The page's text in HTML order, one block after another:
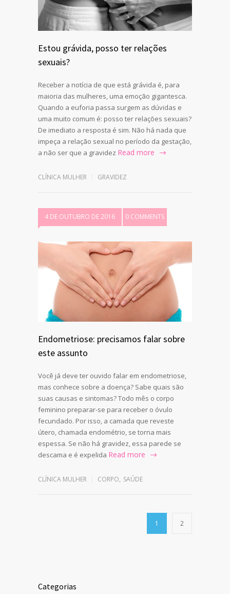
Estou grávida, posso ter relações
sexuais?
Receber a notícia de que está grávida é, para
maioria das mulheres, uma emoção gigantesca.
Quando a euforia passa surgem as dúvidas e
uma muito comum é: posso ter relações sexuais?
De imediato a resposta é sim. Não há nada que
impeça a relação sexual no período da gestação,
a não ser que a gravidez Read more
CLÍNICA MULHER GRAVIDEZ
4 DE OUTUBRO DE 2016 0 COMMENTS
Endometriose: precisamos falar sobre
este assunto
Você já deve ter ouvido falar em endometriose,
mas conhece sobre a doença? Sabe quais são
suas causas e sintomas? Todo mês o corpo
feminino preparar-se para receber o óvulo
fecundado. Por isso, a camada que reveste
útero, chamada endométrio, se torna mais
espessa. Se não há gravidez, essa parede se
descama e é expelida Read more
CLÍNICA MULHER CORPO, SAÚDE
1 2
Categorias